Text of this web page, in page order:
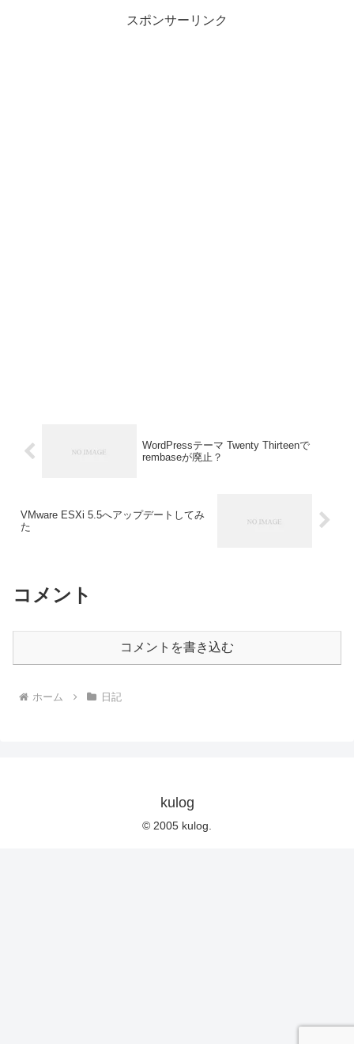
スポンサーリンク
WordPressテーマ Twenty Thirteenで
rembaseが廃止？
VMware ESXi 5.5へアップデートしてみ
た
コメント
コメントを書き込む
ホーム 日記
kulog
© 2005 kulog.